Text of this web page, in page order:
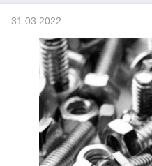
31.03.2022